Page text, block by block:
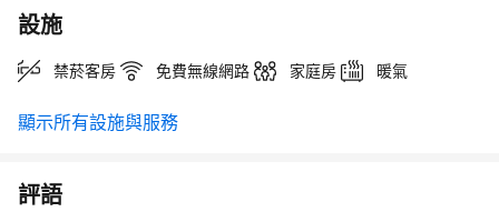
設施
禁菸客房 免費無線網路 家庭房 暖氣
顯示所有設施與服務
評語